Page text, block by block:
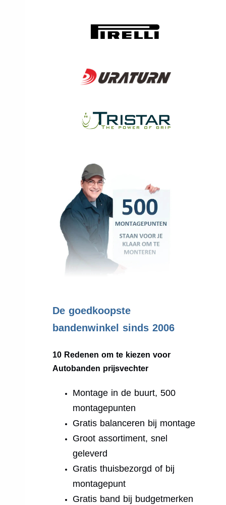
De goedkoopste
bandenwinkel sinds 2006
10 Redenen om te kiezen voor
Autobanden prijsvechter
Montage in de buurt, 500
montagepunten
Gratis balanceren bij montage
Groot assortiment, snel
geleverd
Gratis thuisbezorgd of bij
montagepunt
Gratis band bij budgetmerken